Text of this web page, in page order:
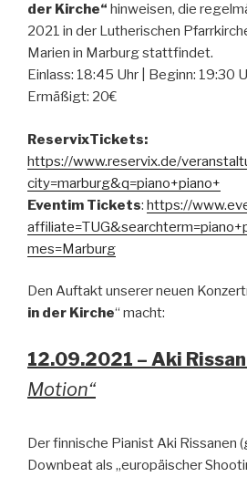
der Kirche“ hinweisen, die
2021 in der Lutherischen
Marien in Marburg stattfindet.
Einlass: 18:45 Uhr | Beginn: 19:30
Ermäßigt: 20€
ReservixTickets:
https://www.reservix.de/
city=marburg&q=piano+piano+
Eventim Tickets: https://
mes=Marburg
Den Auftakt unserer neuen
in der Kirche“ macht:
12.09.2021 – Aki
Motion“
Der finnische Pianist Aki Rissanen
Downbeat als „europäischer